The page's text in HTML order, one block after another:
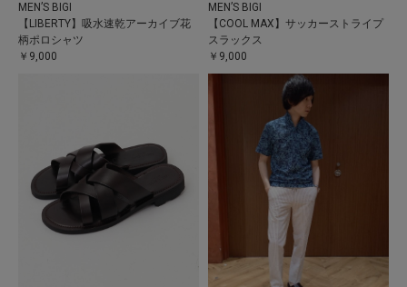
MEN’S BIGI
【LIBERTY】吸水速乾アーカイブ花
柄ポロシャツ
￥9,000
MEN’S BIGI
【COOL MAX】サッカーストライプ
スラックス
￥9,000